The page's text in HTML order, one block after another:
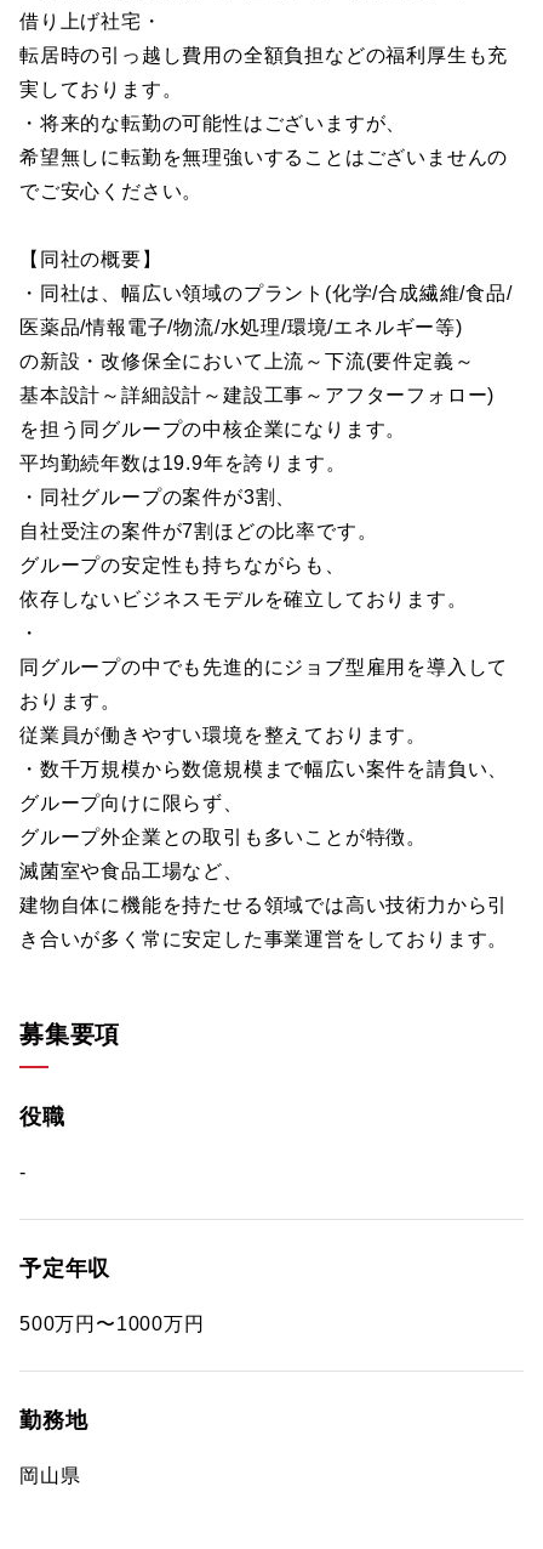
借り上げ社宅・
転居時の引っ越し費用の全額負担などの福利厚生も充
実しております。
・将来的な転勤の可能性はございますが、
希望無しに転勤を無理強いすることはございませんの
でご安心ください。
【同社の概要】
・同社は、幅広い領域のプラント(化学/合成繊維/食品/
医薬品/情報電子/物流/水処理/環境/エネルギー等)
の新設・改修保全において上流～下流(要件定義～
基本設計～詳細設計～建設工事～アフターフォロー)
を担う同グループの中核企業になります。
平均勤続年数は19.9年を誇ります。
・同社グループの案件が3割、
自社受注の案件が7割ほどの比率です。
グループの安定性も持ちながらも、
依存しないビジネスモデルを確立しております。
・
同グループの中でも先進的にジョブ型雇用を導入して
おります。
従業員が働きやすい環境を整えております。
・数千万規模から数億規模まで幅広い案件を請負い、
グループ向けに限らず、
グループ外企業との取引も多いことが特徴。
滅菌室や食品工場など、
建物自体に機能を持たせる領域では高い技術力から引
き合いが多く常に安定した事業運営をしております。
募集要項
役職
-
予定年収
500万円〜1000万円
勤務地
岡山県